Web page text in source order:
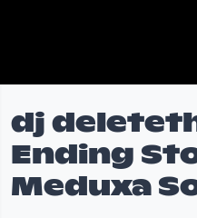
dj
Ending
Meduxa